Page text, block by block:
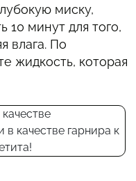
миску,
10 минут для того,
влага. По
жидкость, которая